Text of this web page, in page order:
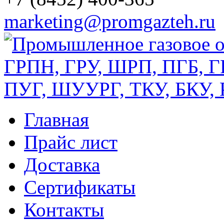
marketing@promgazteh.ru
Главная
Прайс лист
Доставка
Сертификаты
Контакты